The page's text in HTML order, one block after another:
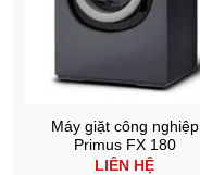
Máy giặt công nghiệp
Primus FX 180
LIÊN HỆ